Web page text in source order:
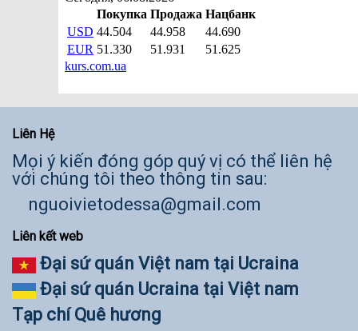
Liên Hệ
Mọi ý kiến đóng góp quý vị có thể liên hệ
với chúng tôi theo thông tin sau:
nguoivietodessa@gmail.com
Liên kết web
Đại sứ quán Việt nam tại Ucraina
Đại sứ quán Ucraina tại Việt nam
Tạp chí Quê hương